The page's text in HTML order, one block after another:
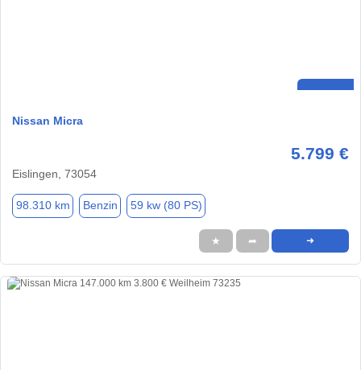
Nissan Micra
5.799 €
Eislingen, 73054
98.310 km Benzin 59 kw (80 PS)
★ ➦ ➜